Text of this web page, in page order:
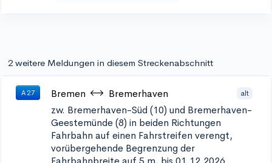
2 weitere Meldungen in diesem Streckenabschnitt
A 27 Bremen Bremerhaven alt
zw. Bremerhaven-Süd (10) und Bremerhaven-
Geestemünde (8) in beiden Richtungen
Fahrbahn auf einen Fahrstreifen verengt,
vorübergehende Begrenzung der